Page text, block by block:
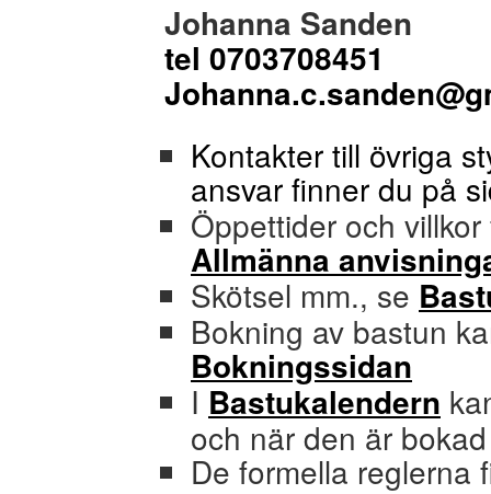
Johanna Sanden
tel 0703708451
Kontakter till övriga
ansvar finner du på
Öppettider och
Allmänna
Skötsel mm., se
Bokning av bastun
Bokningssidan
I Bastukalendern
och när den är bokad
De formella reglerna